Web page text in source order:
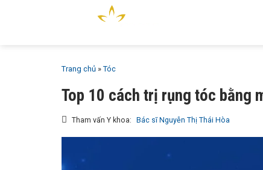
Trang chủ » Tóc
Top 10 cách trị rụng tóc bằng
Tham vấn Y khoa: Bác sĩ Nguyễn Thị Thái Hòa